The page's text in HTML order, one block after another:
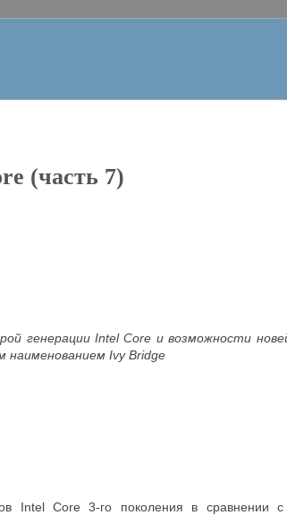
(часть 7)
генерации Intel Core и возможности
наименованием Ivy Bridge
Intel Core 3-го поколения в сравнении